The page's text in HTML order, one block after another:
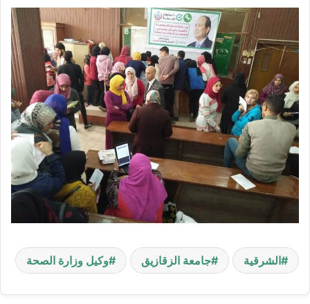
الشرقية جامعة الزقازيق وكيل وزارة الصحة